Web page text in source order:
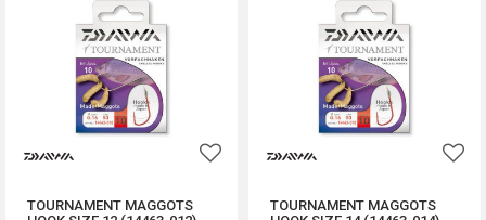
TOURNAMENT MAGGOTS
TOURNAMENT MAGGOTS